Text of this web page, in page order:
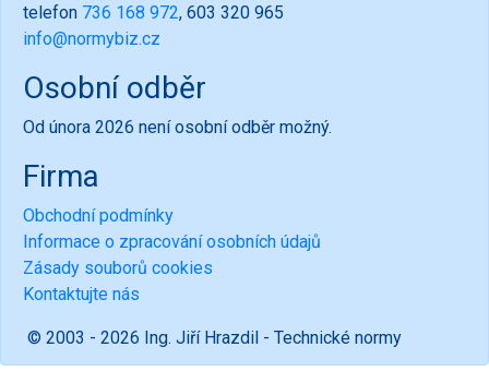
telefon 736 168 972, 603 320 965
info@normybiz.cz
Osobní odběr
Od února 2026 není osobní odběr možný.
Firma
Obchodní podmínky
Informace o zpracování osobních údajů
Zásady souborů cookies
Kontaktujte nás
© 2003 - 2026 Ing. Jiří Hrazdil - Technické normy